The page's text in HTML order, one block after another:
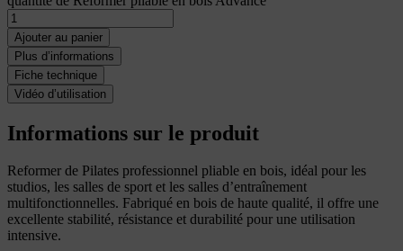
Ajouter au panier
Plus d’informations
Fiche technique
Vidéo d’utilisation
Informations sur le produit
Reformer de Pilates professionnel pliable en bois, idéal pour les
studios, les salles de sport et les salles d’entraînement
multifonctionnelles. Fabriqué en bois de haute qualité, il offre une
excellente stabilité, résistance et durabilité pour une utilisation
intensive.